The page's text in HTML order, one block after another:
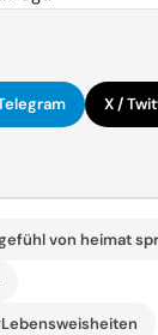
X /
von heimat